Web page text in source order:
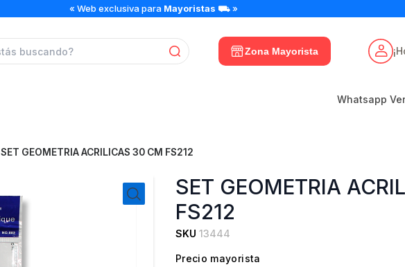
« Web exclusiva para Mayoristas ⛟ »
Zona Mayorista
Whatsapp
SET GEOMETRIA ACRILICAS 30 CM FS212
SET GEOMETRIA
FS212
SKU 13444
Precio mayorista